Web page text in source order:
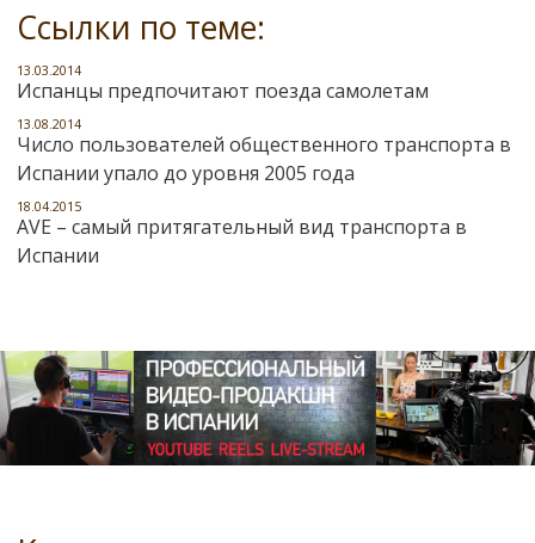
Ссылки по теме:
13.03.2014
Испанцы предпочитают поезда самолетам
13.08.2014
Число пользователей общественного транспорта в
Испании упало до уровня 2005 года
18.04.2015
AVE – самый притягательный вид транспорта в
Испании